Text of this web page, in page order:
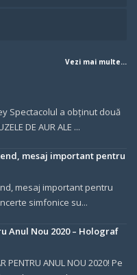
Vezi mai multe...
Spectacolul a obținut două
DE AUR ALE ...
mesaj important pentru
mesaj important pentru
simfonice su...
Anul Nou 2020 – Holograf
PENTRU ANUL NOU 2020! Pe